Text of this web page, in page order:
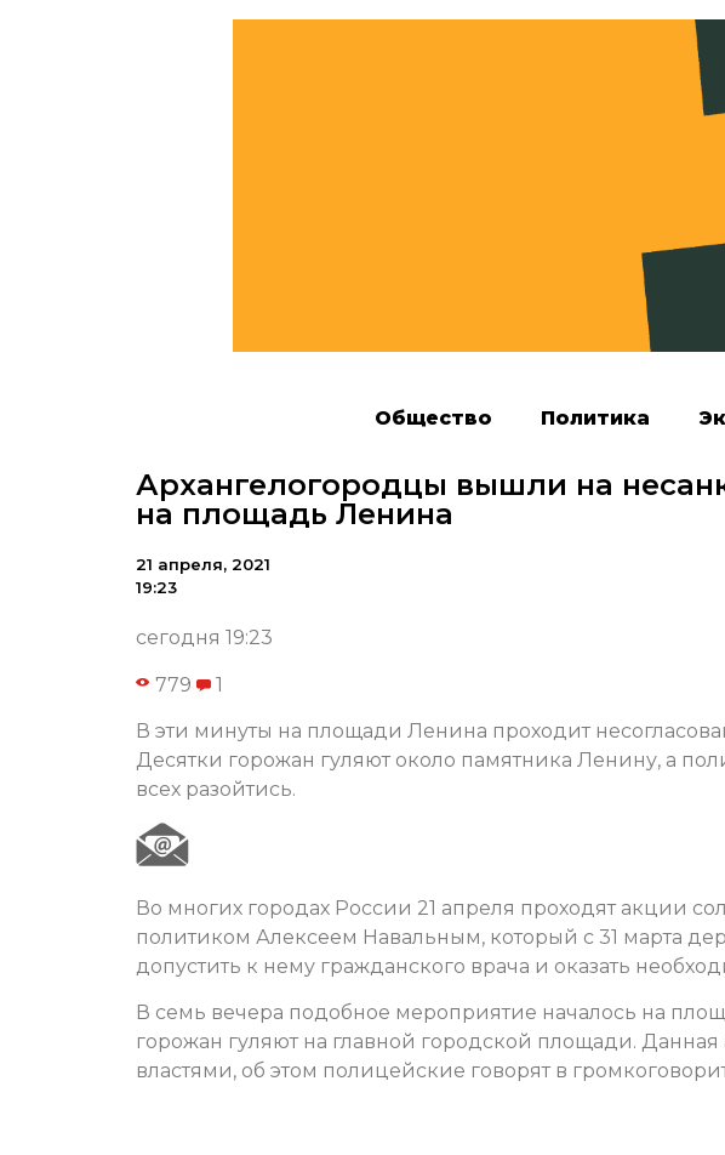
Общество Политика
Архангелогородцы вышли на
на площадь Ленина
21 апреля, 2021
19:23
сегодня 19:23
779 1
В эти минуты на площади Ленина проходит
Десятки горожан гуляют около памятника Ленину, а
всех разойтись.
Во многих городах России 21 апреля проходят акции
политиком Алексеем Навальным, который с 31 марта
допустить к нему гражданского врача и оказать
В семь вечера подобное мероприятие началось на
горожан гуляют на главной городской площади. Данная
властями, об этом полицейские говорят в